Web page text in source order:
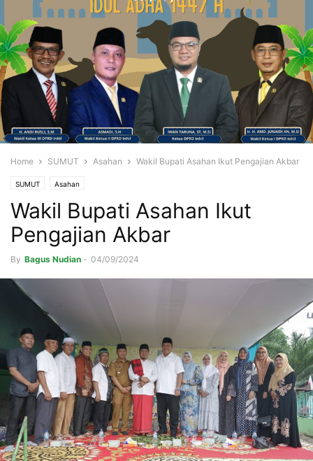
Home SUMUT Asahan Wakil Bupati Asahan Ikut Pengajian Akbar
SUMUT Asahan
Wakil Bupati Asahan Ikut
Pengajian Akbar
By Bagus Nudian - 04/09/2024